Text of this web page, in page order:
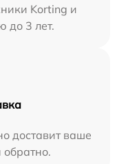
Korting и
до 3 лет.
доставит ваше
обратно.